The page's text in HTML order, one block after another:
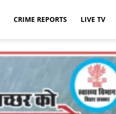
CRIME REPORTS LIVE TV